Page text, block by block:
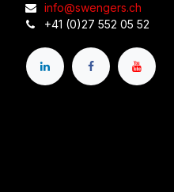
info@swengers.ch
+41 (0)27 552 05 52